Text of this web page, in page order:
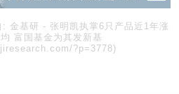
: 金基研 - 张明凯执掌6只产品近1年涨
富国基金为其发新基
?p=3778)